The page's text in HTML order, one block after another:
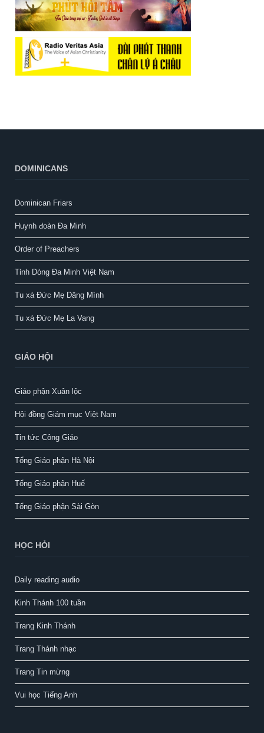
DOMINICANS
Dominican Friars
Huynh đoàn Đa Minh
Order of Preachers
Tỉnh Dòng Đa Minh Việt Nam
Tu xá Đức Mẹ Dâng Mình
Tu xá Đức Mẹ La Vang
GIÁO HỘI
Giáo phận Xuân lộc
Hội đồng Giám mục Việt Nam
Tin tức Công Giáo
Tổng Giáo phận Hà Nội
Tổng Giáo phận Huế
Tổng Giáo phận Sài Gòn
HỌC HỎI
Daily reading audio
Kinh Thánh 100 tuần
Trang Kinh Thánh
Trang Thánh nhạc
Trang Tin mừng
Vui học Tiếng Anh